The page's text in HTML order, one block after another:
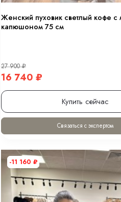
Женский пуховик светлый кофе
капюшоном 75 см
27 900₽
16 740₽
Купить сейчас
Связаться с экспертом
-11 160₽